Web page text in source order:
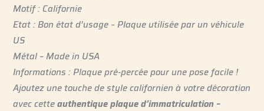
Motif : Californie
Etat : Bon état d’usage – Plaque utilisée par un véhicule
US
Métal – Made in USA
Informations : Plaque pré-percée pour une pose facile !
Ajoutez une touche de style californien à votre décoration
avec cetteauthentique plaque d’immatriculation –